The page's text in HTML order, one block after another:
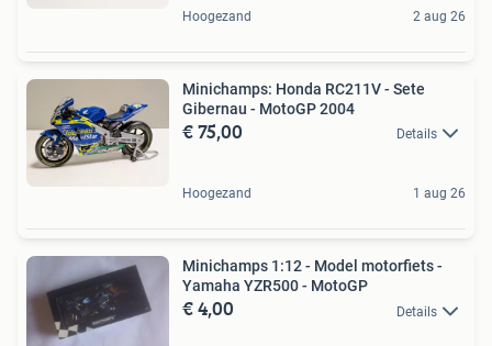
Hoogezand 2 aug 26
Minichamps: Honda RC211V - Sete
Gibernau - MotoGP 2004
€ 75,00 Details
Hoogezand 1 aug 26
Minichamps 1:12 - Model motorfiets -
Yamaha YZR500 - MotoGP
€ 4,00 Details